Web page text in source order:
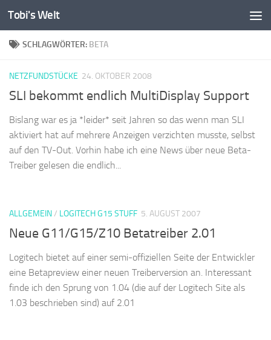
Zum Inhalt springen
Tobi's Welt
SCHLAGWÖRTER: BETA
NETZFUNDSTÜCKE 24. OKTOBER 2008
SLI bekommt endlich MultiDisplay Support
Bislang war es ja *leider* seit Jahren so das wenn man SLI
aktiviert hat auf mehrere Anzeigen verzichten musste, selbst
auf den TV-Out. Vorhin habe ich eine News über neue Beta-
Treiber gelesen die endlich...
ALLGEMEIN/ LOGITECH G15 STUFF 5. AUGUST 2007
Neue G11/G15/Z10 Betatreiber 2.01
Logitech bietet auf einer semi-offiziellen Seite der Entwickler
eine Betapreview einer neuen Treiberversion an. Interessant
finde ich den Sprung von 1.04 (die auf der Logitech Site als
1.03 beschrieben sind) auf 2.01